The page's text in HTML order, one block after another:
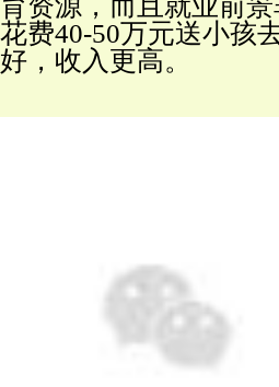
育资源，而且就业前
费40-50万元送小孩
，收入更高。